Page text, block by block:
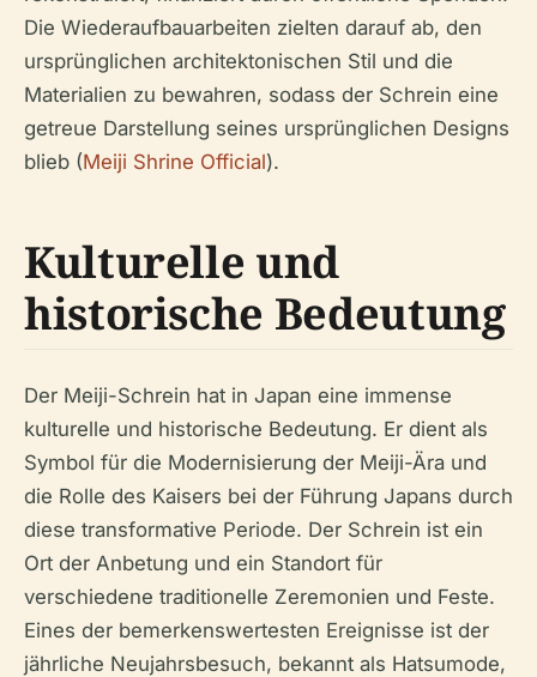
Die Wiederaufbauarbeiten zielten darauf ab, den
ursprünglichen architektonischen Stil und die
Materialien zu bewahren, sodass der Schrein eine
getreue Darstellung seines ursprünglichen Designs
blieb (Meiji Shrine Official).
Kulturelle und
historische Bedeutung
Der Meiji-Schrein hat in Japan eine immense
kulturelle und historische Bedeutung. Er dient als
Symbol für die Modernisierung der Meiji-Ära und
die Rolle des Kaisers bei der Führung Japans durch
diese transformative Periode. Der Schrein ist ein
Ort der Anbetung und ein Standort für
verschiedene traditionelle Zeremonien und Feste.
Eines der bemerkenswertesten Ereignisse ist der
jährliche Neujahrsbesuch, bekannt als Hatsumode,